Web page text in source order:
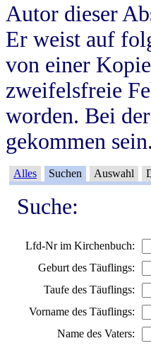
Autor dieser
Er weist auf
von einer
zweifelsfreie
worden. Bei
gekommen
Alles Suchen Auswahl
Suche:
Lfd-Nr im Kirchenbuch:
Geburt des Täuflings:
Taufe des Täuflings:
Vorname des Täuflings:
Name des Vaters: